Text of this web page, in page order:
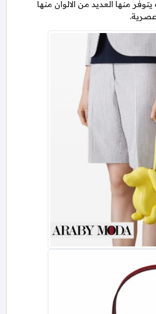
منها العديد من الالوان منها
عصرية.